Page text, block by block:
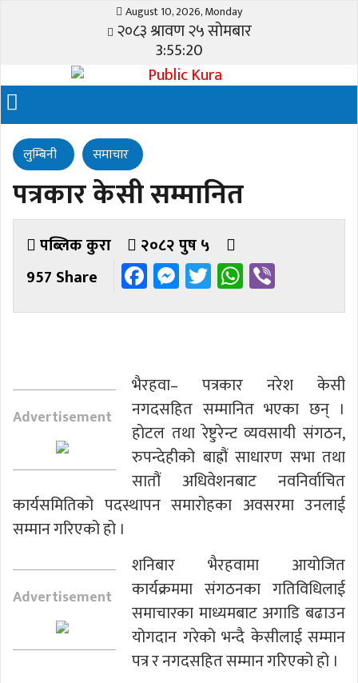
August 10, 2026, Monday
२०८३ श्रावण २५ सोमबार
3:55:20
लुम्बिनी समाचार
पत्रकार केसी सम्मानित
पब्लिक कुरा
२०८२ पुष ५
957 Share
Facebook
Messenger
TwitterWhatsApp
Advertisement
भैरहवा– पत्रकार नरेश केसी
नगदसहित सम्मानित भएका छन् ।
होटल तथा रेष्टुरेन्ट व्यवसायी संगठन,
रुपन्देहीको बाह्रौं साधारण सभा तथा
सातौं अधिवेशनबाट नवनिर्वाचित
कार्यसमितिको पदस्थापन समारोहका अवसरमा उनलाई
सम्मान गरिएको हो ।
Advertisement
शनिबार भैरहवामा आयोजित
कार्यक्रममा संगठनका गतिविधिलाई
समाचारका माध्यमबाट अगाडि बढाउन
योगदान गरेको भन्दै केसीलाई सम्मान
पत्र र नगदसहित सम्मान गरिएको हो ।